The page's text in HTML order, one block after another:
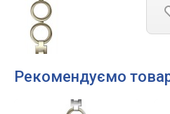
Рекомендуємо